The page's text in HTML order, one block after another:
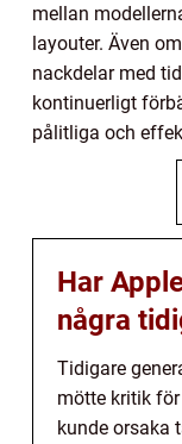
mellan
layouter. Även
nackdelar med
kontinuerligt
pålitliga och
Har
några
Tidigare
mötte kritik
kunde orsaka